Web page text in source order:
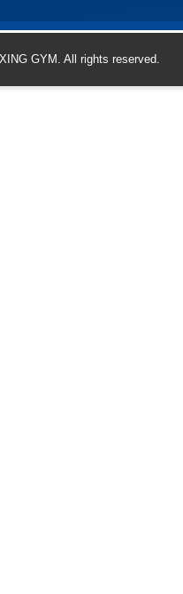
GYM. All rights reserved.